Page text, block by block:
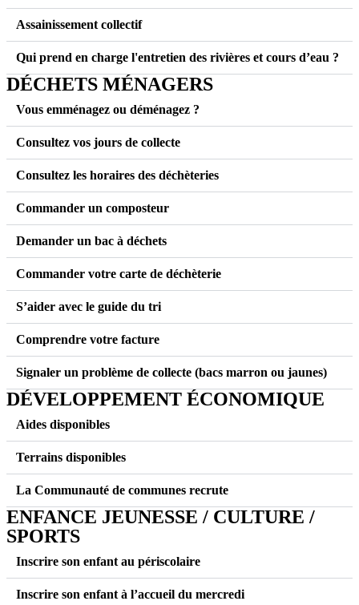
Assainissement collectif
Qui prend en charge l'entretien des rivières et cours d’eau ?
DÉCHETS MÉNAGERS
Vous emménagez ou déménagez ?
Consultez vos jours de collecte
Consultez les horaires des déchèteries
Commander un composteur
Demander un bac à déchets
Commander votre carte de déchèterie
S’aider avec le guide du tri
Comprendre votre facture
Signaler un problème de collecte (bacs marron ou jaunes)
DÉVELOPPEMENT ÉCONOMIQUE
Aides disponibles
Terrains disponibles
La Communauté de communes recrute
ENFANCE JEUNESSE / CULTURE /
SPORTS
Inscrire son enfant au périscolaire
Inscrire son enfant à l’accueil du mercredi